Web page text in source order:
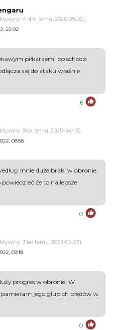
4 dni temu, 2026-08-02)
22:02
piłkarzem, bo schodzi
się do ataku właśnie
6
Rok temu, 2025-04-15)
08:58
mnie duże braki w obronie.
powiedzieć że to najlepsze
0
3 lat temu, 2023-05-23)
09:18
progres w obronie. W
jego głupich błędów w
0